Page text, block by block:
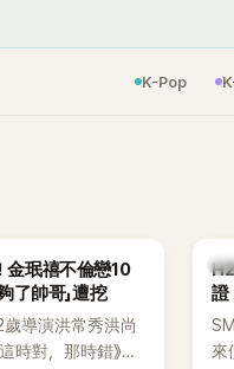
K-Pop
金珉禧不倫戀10
了帥哥」遭挖
導演洪常秀洪尚
時對，那時錯》擦
來